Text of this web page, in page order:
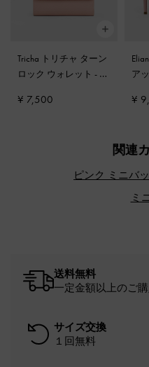
Tricha トリチャ ターン
ロック ウォレット - ピ
¥ 7,500
ア
¥
関連
ピンク ミニバ
ミ
送料無料
一定金額以上のご
サイズ交換
１回無料